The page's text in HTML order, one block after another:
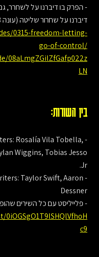
- הפרק בו דיברנו על לשחרר,
דיברנו על שחרור שליטה (עונה 3, פרק 15):
0315-freedom-letting-
go-of-control/
08aLmgZGilZfGafp022z
LN
בין השורות:
Rosalía Vila Tobella,
Wiggins, Tobias Jesso
Jr.
Taylor Swift, Aaron
Dessner
- פלייליסט עם כל השירים
c9